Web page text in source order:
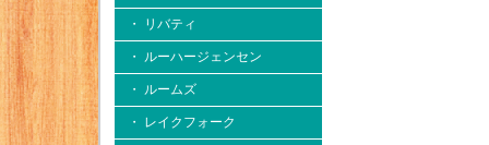
・ リバティ
・ ルーハージェンセン
・ ルームズ
・ レイクフォーク